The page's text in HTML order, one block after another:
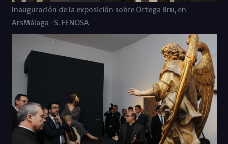
Inauguración de la exposición sobre Ortega Bru, en
ArsMálaga · S. FENOSA